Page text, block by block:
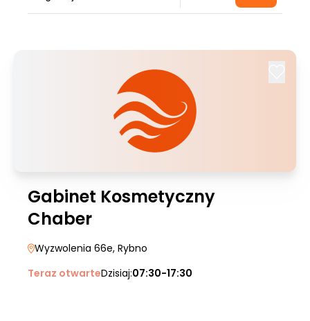
Gabinet Kosmetyczny
Chaber
Wyzwolenia 66e, Rybno
Teraz otwarteDzisiaj:07:30-17:30